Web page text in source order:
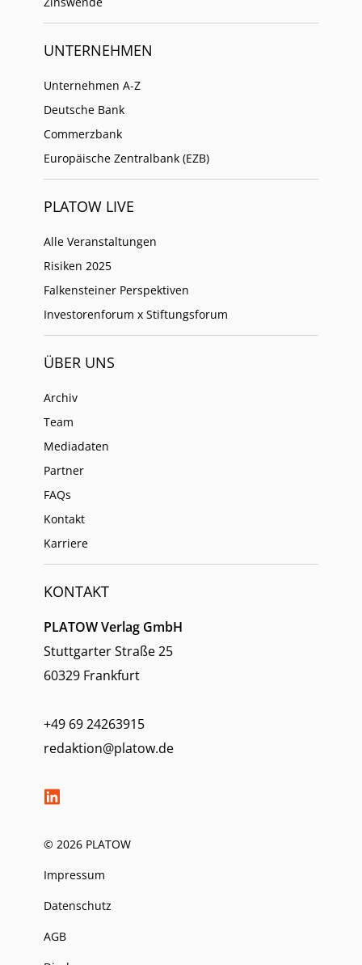
UNTERNEHMEN
Unternehmen A-Z
Deutsche Bank
Commerzbank
Europäische Zentralbank (EZB)
PLATOW LIVE
Alle Veranstaltungen
Risiken 2025
Falkensteiner Perspektiven
Investorenforum x Stiftungsforum
ÜBER UNS
Archiv
Team
Mediadaten
Partner
FAQs
Kontakt
Karriere
KONTAKT
PLATOW Verlag GmbH
Stuttgarter Straße 25
60329 Frankfurt
+49 69 24263915
redaktion@platow.de
© 2026 PLATOW
Impressum
Datenschutz
AGB